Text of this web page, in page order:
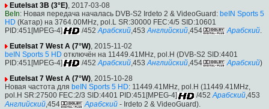
Eutelsat 3B (3°E), 2017-03-08
BeIn: Новая передача началась DVB-S2 Irdeto 2 & VideoGuard: beIN Sports 5
HD (Катар) на 3764.00MHz, pol.L SR:30000 FEC:4/5 SID:10601
PID:451[MPEG-4]
/452 Арабский,453 Английский,454 Арабский.
Eutelsat 7 West A (7°W), 2015-11-02
beIN Sports 5 HD отключён на 11449.41MHz, pol.H (DVB-S2 SID:4401
PID:451[MPEG-4]
/452 Арабский,453 Английский,454 Арабский)
Eutelsat 7 West A (7°W), 2015-10-28
Новая частота для beIN Sports 5 HD: 11449.41MHz, pol.H (11449.41MHz,
pol.H SR:27500 FEC:2/3 SID:4401 PID:451[MPEG-4]
/452 Арабский,453
Английский ,454 Арабский - Irdeto 2 & VideoGuard).